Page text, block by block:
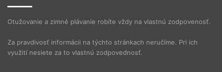
Otužovanie a zimné plávanie robíte vždy na vlastnú zodpovenosť.
Za pravdivosť informácii na týchto stránkach neručíme. Pri ich
využití nesiete za to vlastnú zodpovednosť.